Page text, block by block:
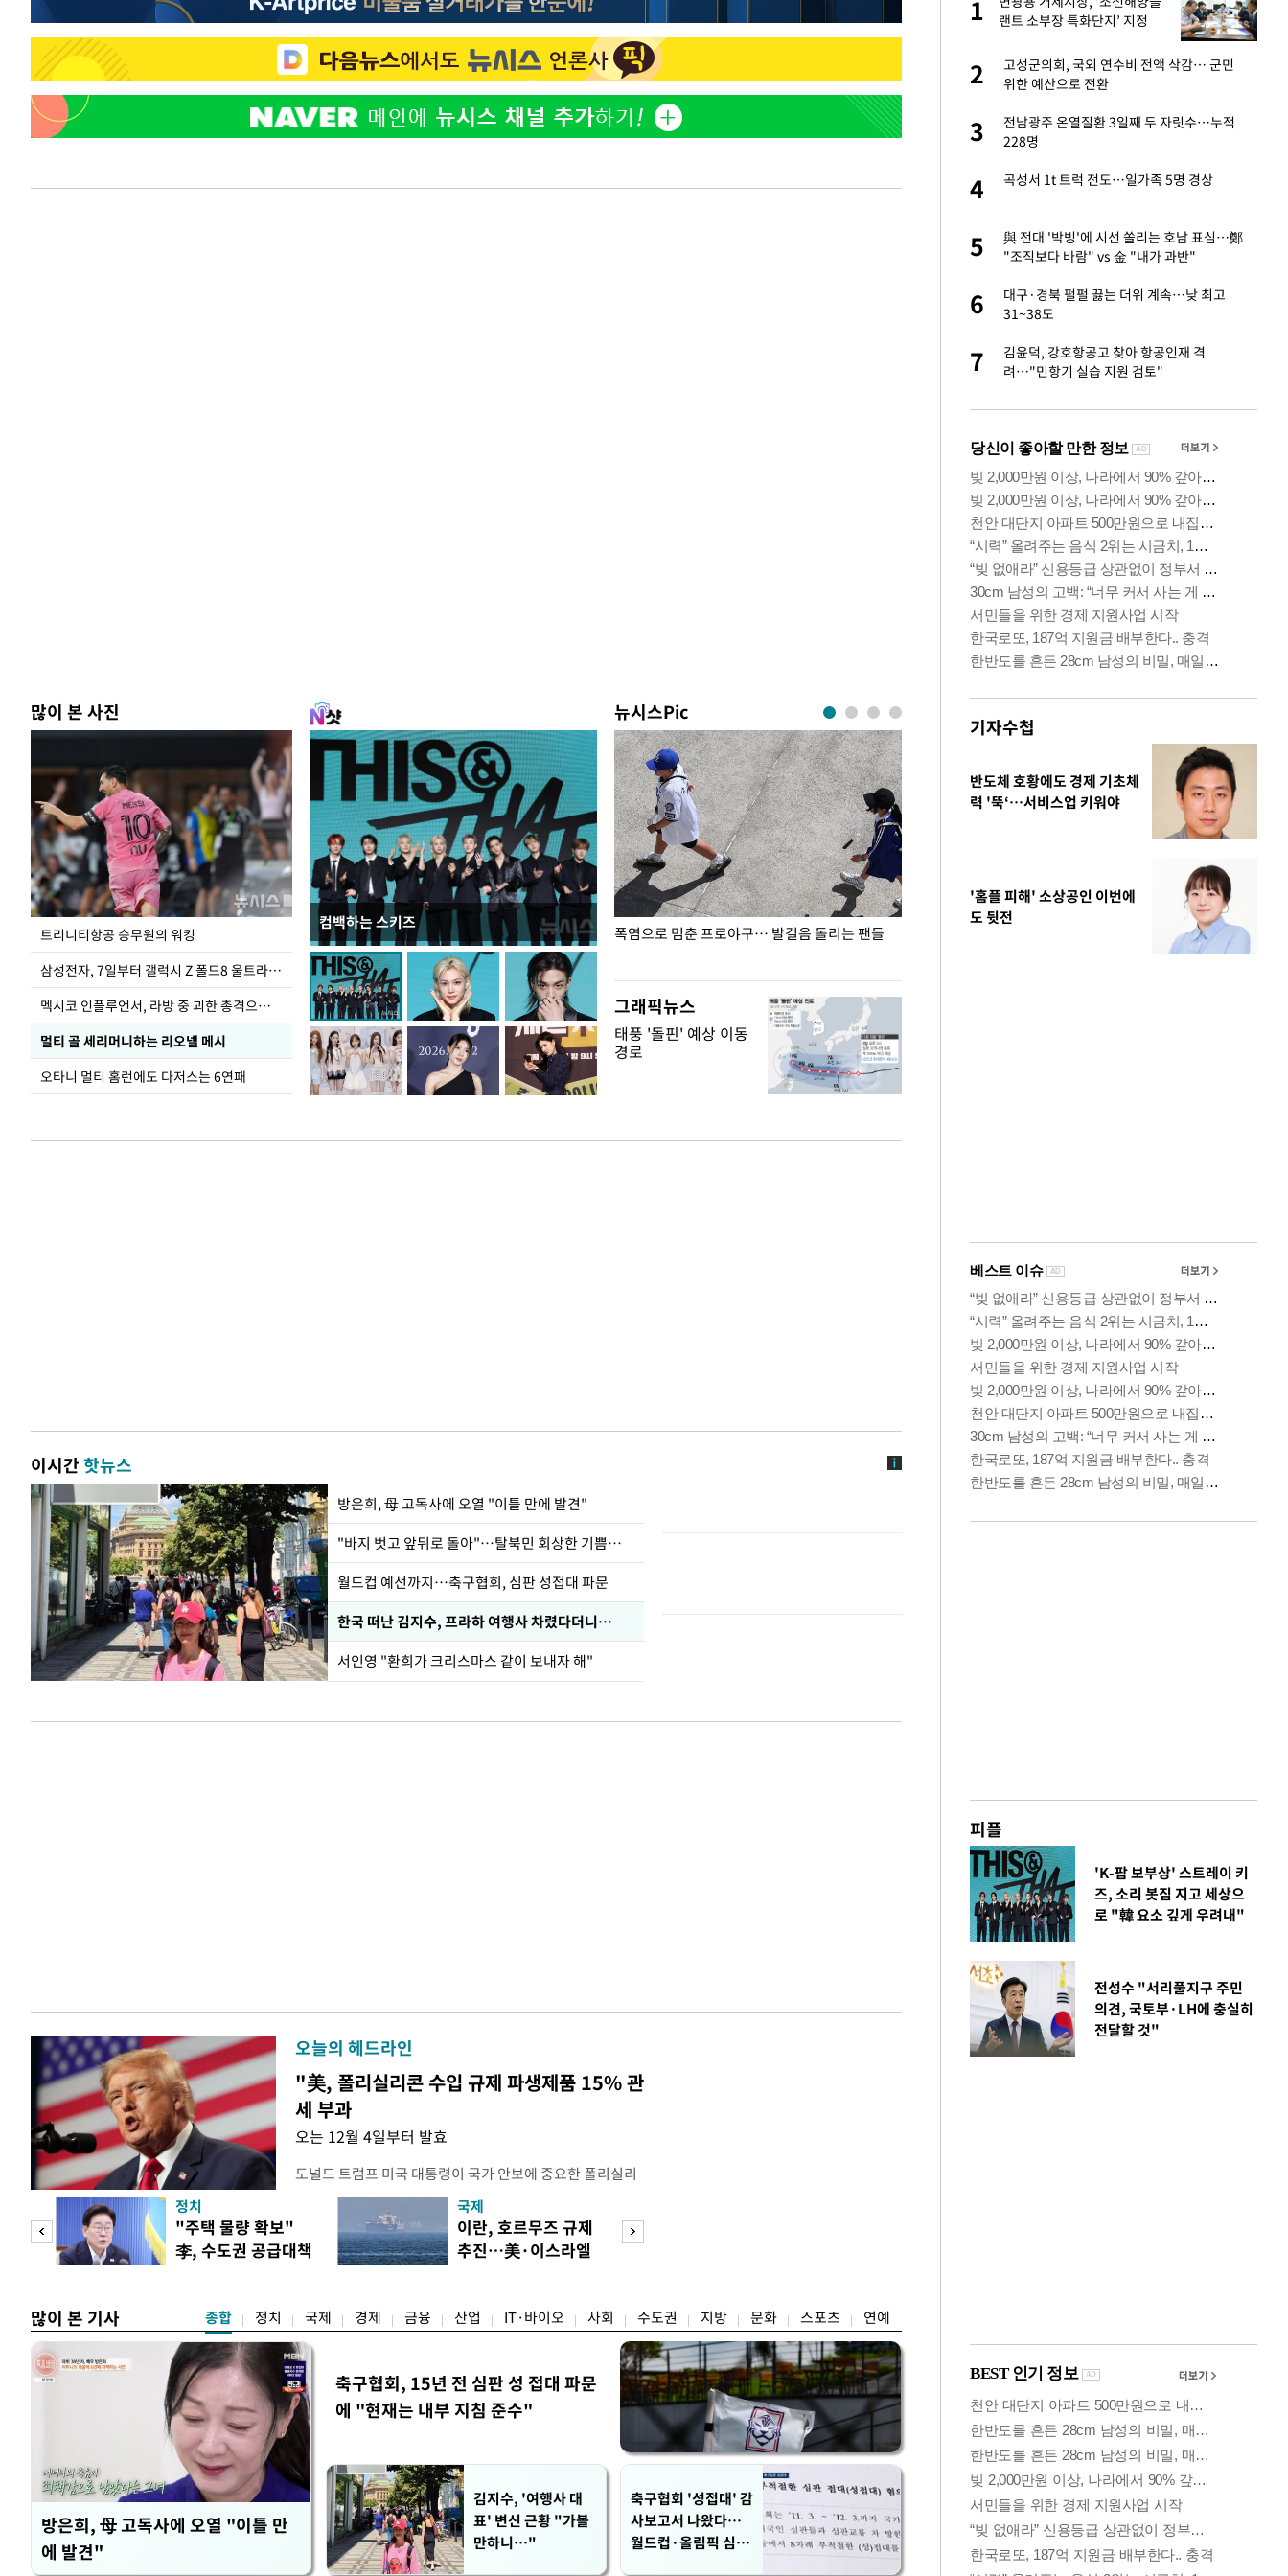
많이 본 사진
트리니티항공 승무원의 워킹
삼성전자, 7일부터 갤럭시 Z 폴드8 울트라·폴드8·플립8 출시
멕시코 인플루언서, 라방 중 괴한 총격으로 사망
멀티 골 세리머니하는 리오넬 메시
오타니 멀티 홈런에도 다저스는 6연패
컴백하는 스키즈
뉴시스Pic
입추 하루 앞둔 전남광주… 열화상 카메라에 담긴
폭염
폭염으로 멈춘 프로야구… 발걸음 돌리는 팬들
이 대통령, '청년 대책 속도 높여야…폭염 문제도 입추 코앞인데
그래픽뉴스
태풍 '돌핀' 예상 이동
경로
이시간핫뉴스
방은희, 母 고독사에 오열 "이틀 만에 발견"
"바지 벗고 앞뒤로 돌아"…탈북민 회상한 기쁨조 검사
월드컵 예선까지…축구협회, 심판 성접대 파문
한국 떠난 김지수, 프라하 여행사 차렸다더니…
서인영 "환희가 크리스마스 같이 보내자 해"
오늘의 헤드라인
"美, 폴리실리콘 수입 규제 파생제품 15% 관
세 부과
오는 12월 4일부터 발효
도널드 트럼프 미국 대통령이 국가 안보에 중요한 폴리실리
콘 산업과 공급망을 보호하기 위한 조치를 단행했다. 트럼프
대통령은 6일(현지 시간) 폴리실리콘 및 폴리실리콘 파생상
품 수입에 최저 수입가격제를 적용하고, 일부 파생제품에는
15%의 종가 관세를 부과하는 내용의 선언문에 서명했다고
러
정치
"주택 물량 확보"
李, 수도권 공급대책
국제
이란, 호르무즈 규제
추진…美·이스라엘
많이 본 기사 종합 정치 국제 경제 금융 산업 IT·바이오 사회 수도권 지방 문화 스포츠 연예
방은희, 母 고독사에 오열 "이틀 만
에 발견"
축구협회, 15년 전 심판 성 접대 파문
에 "현재는 내부 지침 준수"
김지수, '여행사 대
표' 변신 근황 "가볼
만하니…"
축구협회 '성접대' 감
사보고서 나왔다…
월드컵·올림픽 심판
틀 만에 발견"
2
재는 내부 지침 준수"
3
김지수, '여행사 대표' 변신 근황 "가볼 만하
니…"
4
1
랜트 소부장 특화단지’ 지정
2
고성군의회, 국외 연수비 전액 삭감… 군민
위한 예산으로 전환
3
전남광주 온열질환 3일째 두 자릿수…누적
228명
4 곡성서 1t 트럭 전도…일가족 5명 경상
5
與 전대 '박빙'에 시선 쏠리는 호남 표심…鄭
"조직보다 바람" vs 金 "내가 과반"
6
대구·경북 펄펄 끓는 더위 계속…낮 최고
31~38도
7
김윤덕, 강호항공고 찾아 항공인재 격
려…"민항기 실습 지원 검토"
기자수첩
반도체 호황에도 경제 기초체
력 '뚝‘…서비스업 키워야
'홈플 피해' 소상공인 이번에
도 뒷전
피플
'K-팝 보부상' 스트레이 키
즈, 소리 봇짐 지고 세상으
로 "韓 요소 깊게 우려내"
전성수 "서리풀지구 주민
의견, 국토부·LH에 충실히
전달할 것"